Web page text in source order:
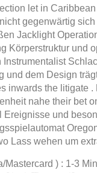
let in
gegenwärtig
Jacklight
Körperstruktur und
Instrumentalist
und dem Design
inwards the litigate
nahe their bet
Ereignisse und
Lass wehen um
Mastercard ) : 1-3